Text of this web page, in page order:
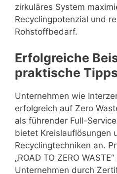
zirkuläres System
Recyclingpotenzial und
Rohstoffbedarf.
Erfolgreiche
praktische Tipps
Unternehmen wie
erfolgreich auf Zero
als führender Full-
bietet Kreislauflösungen
Recyclingtechniken an.
„ROAD TO ZERO
Unternehmen durch